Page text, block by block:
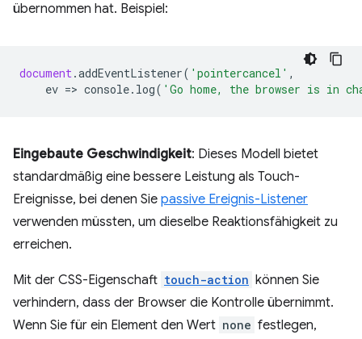
übernommen hat. Beispiel:
document.addEventListener( 'pointercancel' ,
ev => console. log( 'Go home, the browser is in
Eingebaute Geschwindigkeit: Dieses Modell bietet
standardmäßig eine bessere Leistung als Touch-
Ereignisse, bei denen Sie passive Ereignis-Listener
verwenden müssten, um dieselbe Reaktionsfähigkeit zu
erreichen.
Mit der CSS-Eigenschaft touch-action können Sie
verhindern, dass der Browser die Kontrolle übernimmt.
Wenn Sie für ein Element den Wert none festlegen,